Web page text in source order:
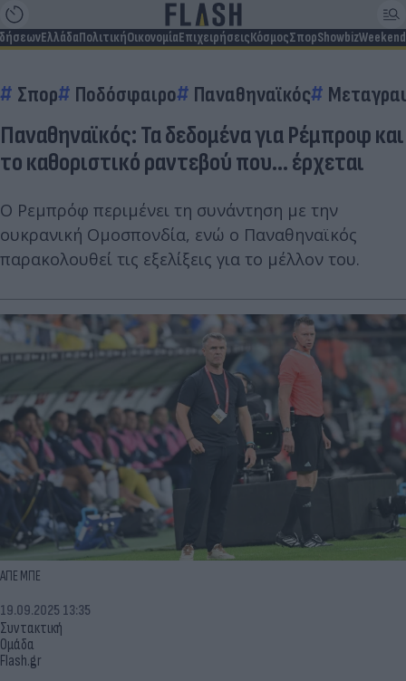
ΕλλάδαΠολιτικήΟικονομίαΕπιχειρήσειςΚόσμοςΣπορShowbizWeekend
Σπορ Ποδόσφαιρο Παναθηναϊκός
Παναθηναϊκός: Τα δεδομένα για Ρέμπροφ και
το καθοριστικό ραντεβού που... έρχεται
Ο Ρεμπρόφ περιμένει τη συνάντηση με την
ουκρανική Ομοσπονδία, ενώ ο Παναθηναϊκός
παρακολουθεί τις εξελίξεις για το μέλλον του.
ΑΠΕ ΜΠΕ
Συντακτική
Ομάδα
Flash.gr
19.09.2025 13:35